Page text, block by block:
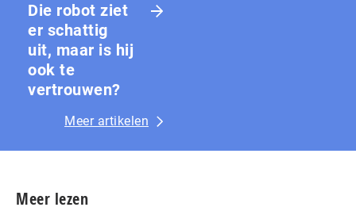
Die robot ziet
er schattig
uit, maar is hij
ook te
vertrouwen?
Meer artikelen
Meer lezen